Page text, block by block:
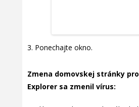
Ponechajte okno.
Zmena domovskej stránky
Explorer sa zmenil vírus: